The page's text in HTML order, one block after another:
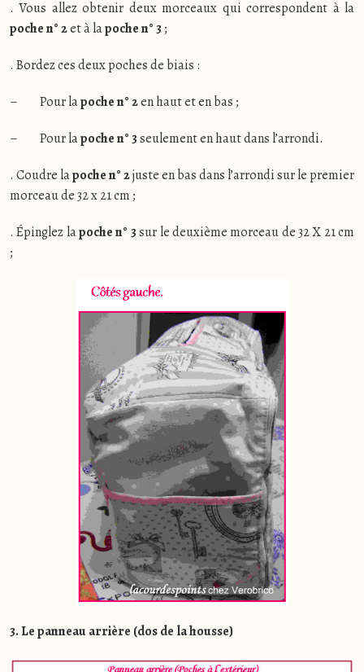
. Vous allez obtenir deux morceaux qui correspondent à la
poche n° 2et à lapoche n° 3 ;
. Bordez ces deux poches de biais :
– Pour lapoche n° 2en haut et en bas ;
– Pour lapoche n° 3seulement en haut dans l’arrondi.
. Coudre lapoche n° 2juste en bas dans l’arrondi sur le premier
morceau de 32 x 21 cm ;
. Épinglez lapoche n° 3sur le deuxième morceau de 32 X 21 cm
;
3. Le panneau arrière (dos de la housse)